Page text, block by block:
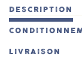
DESCRIPTION
LIVRAISON